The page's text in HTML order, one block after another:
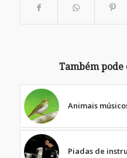
Também pode
Animais
Piadas de